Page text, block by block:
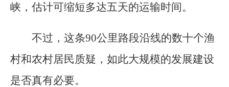
峡，估计可缩短多达五天的运输时间。
不过，这条90公里路段沿线的数十个渔
村和农村居民质疑，如此大规模的发展建设
是否真有必要。